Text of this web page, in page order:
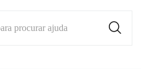
procurar ajuda